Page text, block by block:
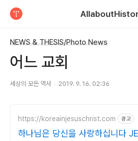
NEWS & THESIS/Photo News
어느 교회
세상의 모든 역사 2019. 9. 16. 02:36
https://koreainjesuschrist.com 광고
하나님은 당신을 사랑하십니다